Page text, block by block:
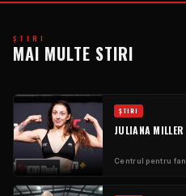
ŞTIRI
MAI MULTE STIRI
ŞTIRI
JULIANA
Centrul pentru